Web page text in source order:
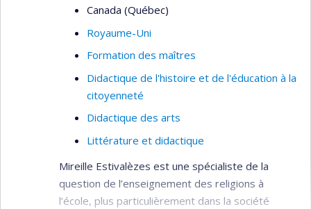
Canada (Québec)
Royaume-Uni
Formation des maîtres
Didactique de l'histoire et de l'éducation à la
citoyenneté
Didactique des arts
Littérature et didactique
Mireille Estivalèzes est une spécialiste de la
question de l’enseignement des religions à
l’école, plus particulièrement dans la société